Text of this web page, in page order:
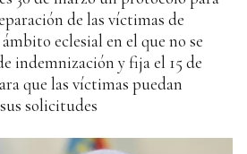
de las víctimas de
eclesial en el que no se
indemnización y fija el 15 de
que las víctimas puedan
solicitudes